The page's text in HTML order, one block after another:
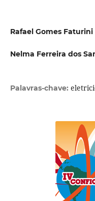
Rafael Gomes Faturini
Nelma Ferreira dos
Palavras-chave: